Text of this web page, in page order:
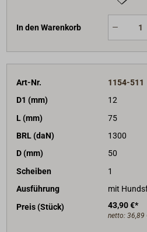
In den Warenkorb
Art-Nr.
1154-511
D1 (mm)
12
L (mm)
75
BRL (daN)
1300
D (mm)
50
Scheiben
1
Ausführung
mit
Preis (Stück)
43,90 €*
netto: 36,89